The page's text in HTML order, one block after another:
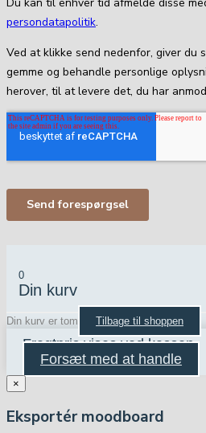
0
Din kurv
Din kurv er tom Tilbage til shoppen
Fragtpris vises ved kassen
Forsæt med at handle
×
Eksportér moodboard